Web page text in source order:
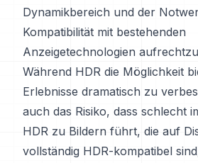
Dynamikbereich und der
Kompatibilität mit bestehenden
Anzeigetechnologien
Während HDR die Möglichkeit
Erlebnisse dramatisch zu
auch das Risiko, dass schlecht
HDR zu Bildern führt, die auf
vollständig HDR-kompatibel